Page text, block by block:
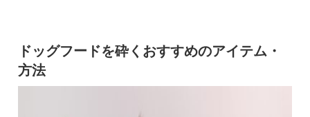
ドッグフードを砕くおすすめのアイテム・
方法